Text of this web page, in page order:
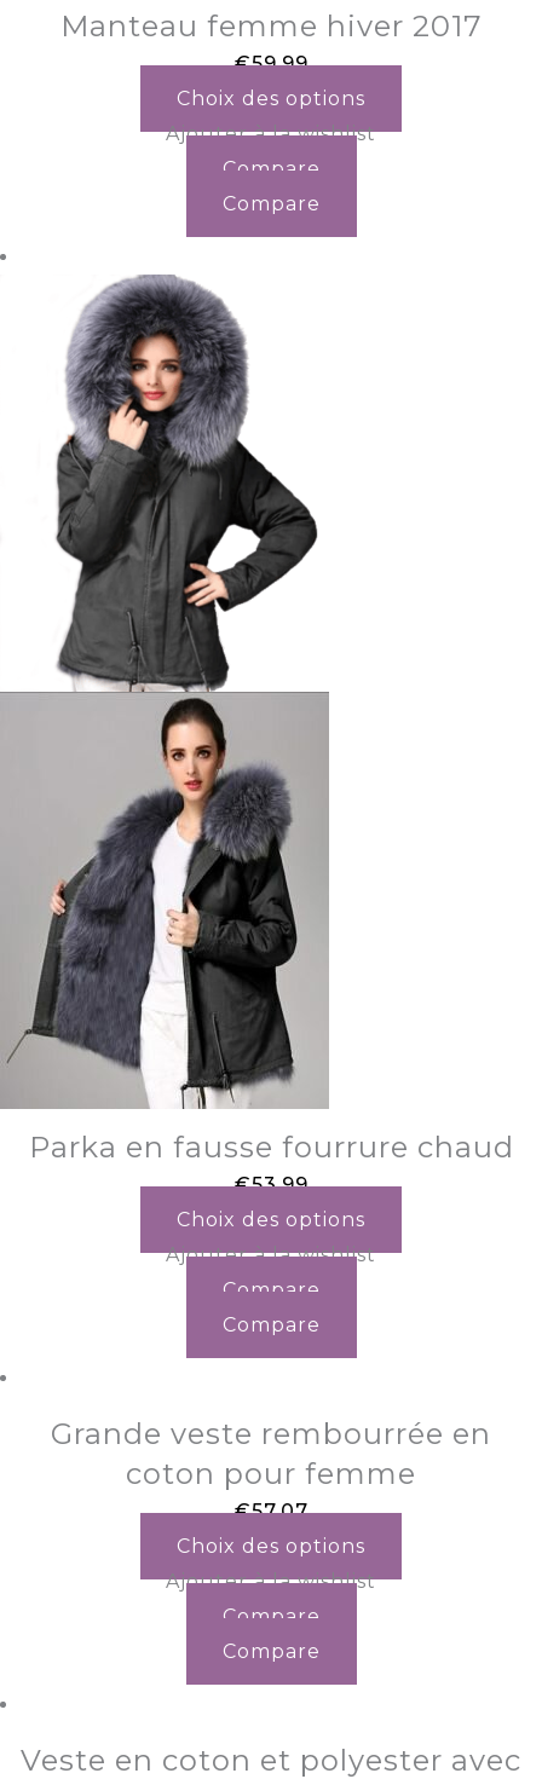
Manteau femme hiver 2017
€59.99
Choix des options
Ajouter à la wishlist
Compare
Compare
Parka en fausse fourrure chaud
€53.99
Choix des options
Ajouter à la wishlist
Compare
Compare
Grande veste rembourrée en
coton pour femme
€57.07
Choix des options
Ajouter à la wishlist
Compare
Compare
Veste en coton et polyester avec